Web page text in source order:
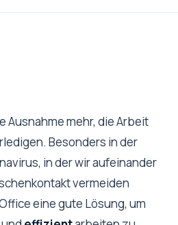
Ausnahme mehr, die Arbeit
Besonders in der
in der wir aufeinander
vermeiden
eine gute Lösung, um